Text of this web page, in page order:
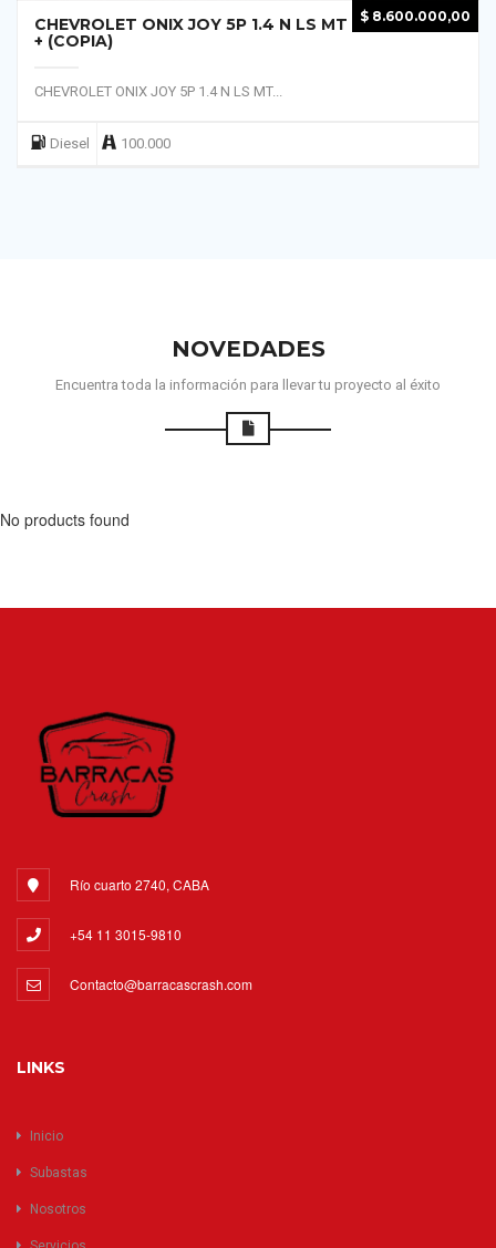
$ 8.600.000,00
CHEVROLET ONIX JOY 5P 1.4 N LS MT
+ (COPIA)
CHEVROLET ONIX JOY 5P 1.4 N LS MT...
Diesel 100.000
NOVEDADES
Encuentra toda la información para llevar tu proyecto al éxito
No products found
Río cuarto 2740, CABA
+54 11 3015-9810
Contacto@barracascrash.com
LINKS
Inicio
Subastas
Nosotros